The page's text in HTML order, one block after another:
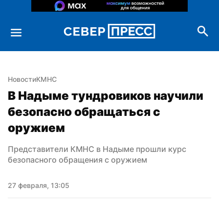
НовостиКМНС
В Надыме тундровиков научили
безопасно обращаться с
оружием
Представители КМНС в Надыме прошли курс
безопасного обращения с оружием
27 февраля, 13:05